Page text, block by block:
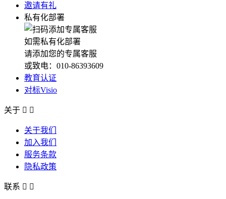
邀请有礼
私有化部署
如需私有化部署
请添加您的专属客服
或致电：010-86393609
教育认证
对标Visio
关于  
关于我们
加入我们
服务条款
隐私政策
联系  